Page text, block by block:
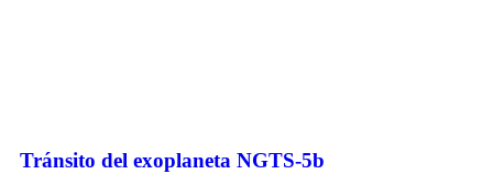
Tránsito del exoplaneta NGTS-5b